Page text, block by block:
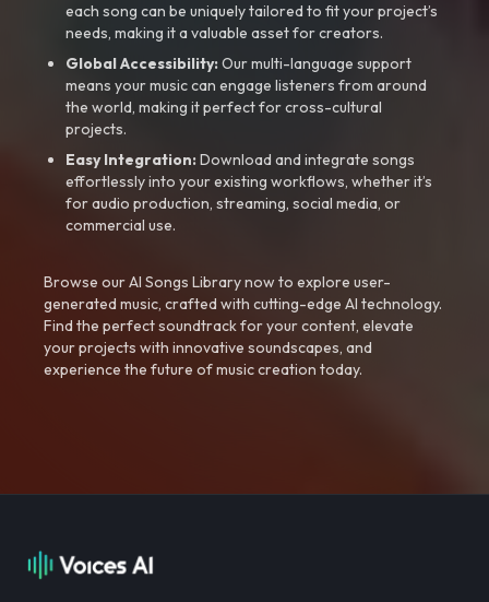
each song can be uniquely tailored to fit your project’s
needs, making it a valuable asset for creators.
Global Accessibility:Our multi-language support
means your music can engage listeners from around
the world, making it perfect for cross-cultural
projects.
Easy Integration:Download and integrate songs
effortlessly into your existing workflows, whether it’s
for audio production, streaming, social media, or
commercial use.
Browse our AI Songs Library now to explore user-
generated music, crafted with cutting-edge AI technology.
Find the perfect soundtrack for your content, elevate
your projects with innovative soundscapes, and
experience the future of music creation today.